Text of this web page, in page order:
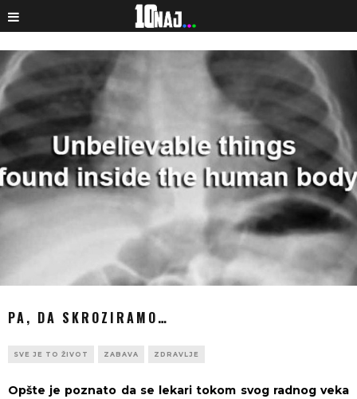
PA, DA SKROZIRAMO…
SVE JE TO ŽIVOT ZABAVA ZDRAVLJE
Opšte je poznato da se lekari tokom svog radnog veka